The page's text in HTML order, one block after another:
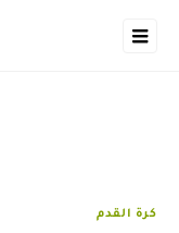
كرة القدم